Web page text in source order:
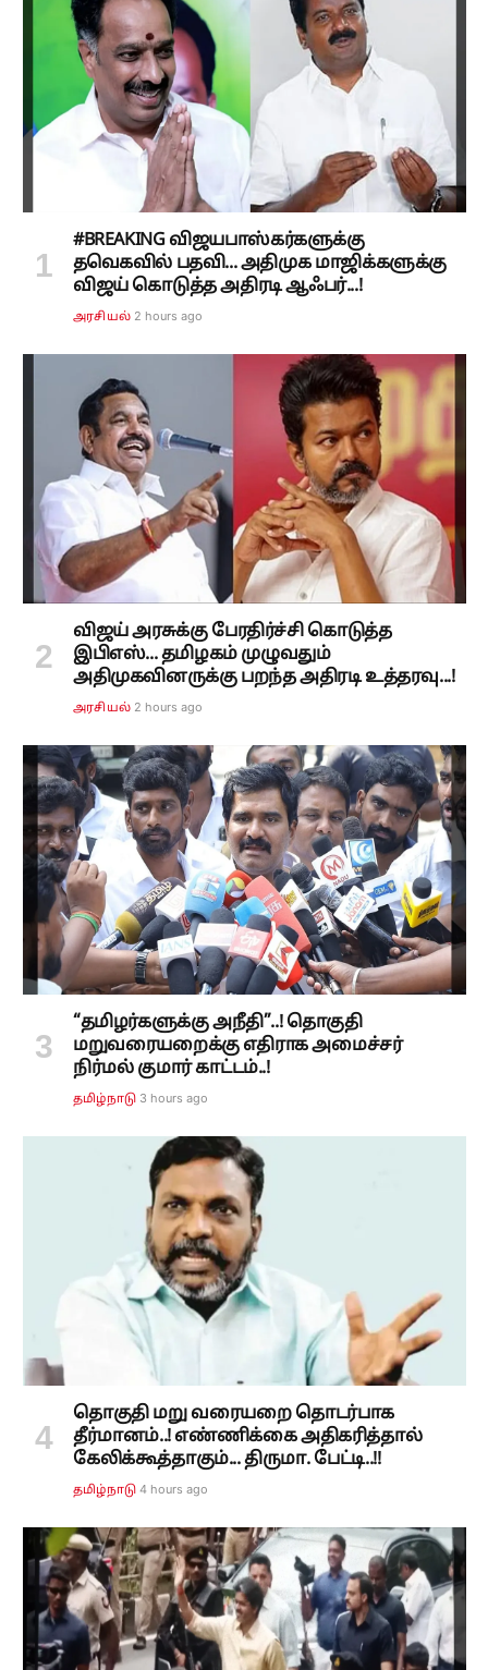
#BREAKING விஜயபாஸ்கர்களுக்கு
தவெகவில் பதவி... அதிமுக மாஜிக்களுக்கு
விஜய் கொடுத்த அதிரடி ஆஃபர்...!
அரசியல் 2 hours ago
விஜய் அரசுக்கு பேரதிர்ச்சி கொடுத்த
இபிஎஸ்... தமிழகம் முழுவதும்
அதிமுகவினருக்கு பறந்த அதிரடி உத்தரவு...!
அரசியல் 2 hours ago
“தமிழர்களுக்கு அநீதி”..! தொகுதி
மறுவரையறைக்கு எதிராக அமைச்சர்
நிர்மல் குமார் காட்டம்..!
தமிழ்நாடு 3 hours ago
தொகுதி மறு வரையறை தொடர்பாக
தீர்மானம்..! எண்ணிக்கை அதிகரித்தால்
கேலிக்கூத்தாகும்... திருமா. பேட்டி..!!
தமிழ்நாடு 4 hours ago